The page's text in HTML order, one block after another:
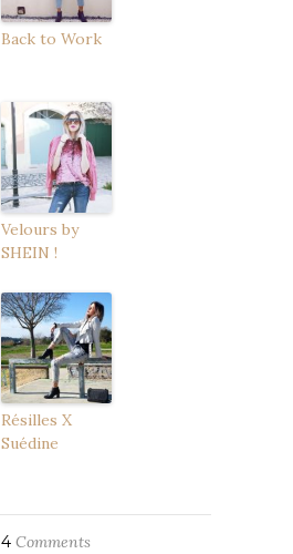
Back to Work
Velours by
SHEIN !
Résilles X
Suédine
4Comments